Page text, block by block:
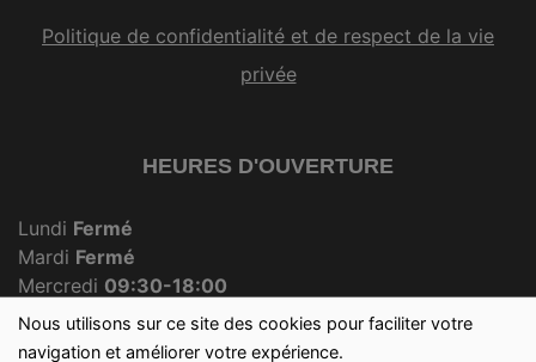
Nous utilisons sur ce site des cookies pour faciliter votre
navigation et améliorer votre expérience.
Politique de confidentialité et de respect de la vie
privée
HEURES D'OUVERTURE
Lundi Fermé
Mardi Fermé
Mercredi 09:30-18:00
JeudiFermé
Vendredi 09:30-18:00